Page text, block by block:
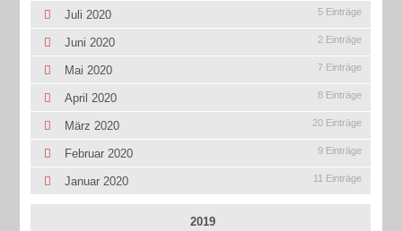
Juli 2020 5 Einträge
Juni 2020 2 Einträge
Mai 2020 7 Einträge
April 2020 8 Einträge
März 2020 20 Einträge
Februar 2020 9 Einträge
Januar 2020 11 Einträge
2019